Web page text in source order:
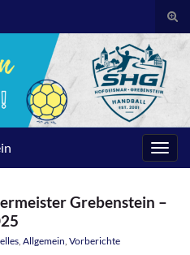
Grebenstein –
, Allgemein, Vorberichte